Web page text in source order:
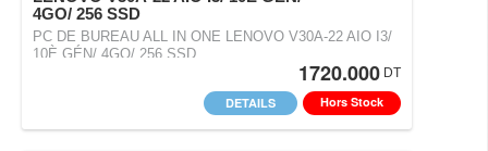
4GO/ 256 SSD
PC DE BUREAU ALL IN ONE LENOVO V30A-22 AIO I3/
10È GÉN/ 4GO/ 256 SSD
1720.000 DT
Hors Stock
DETAILS